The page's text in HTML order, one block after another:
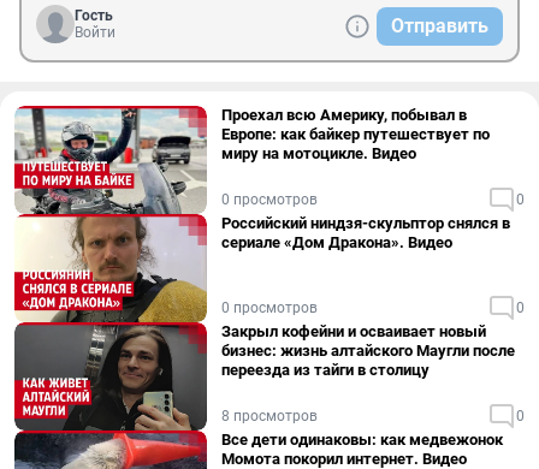
Гость
Войти
Отправить
Проехал всю Америку, побывал в
Европе: как байкер путешествует по
миру на мотоцикле. Видео
0 просмотров 0
Российский ниндзя-скульптор снялся в
сериале «Дом Дракона». Видео
0 просмотров 0
Закрыл кофейни и осваивает новый
бизнес: жизнь алтайского Маугли после
переезда из тайги в столицу
8 просмотров 0
Все дети одинаковы: как медвежонок
Момота покорил интернет. Видео